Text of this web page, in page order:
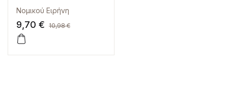
Νομικού Ειρήνη
9,70 € 10,98€